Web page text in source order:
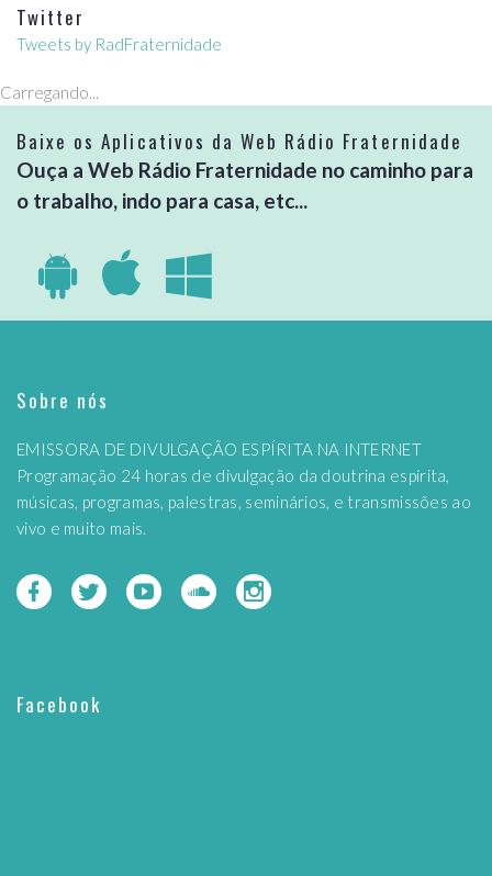
Twitter
Tweets by RadFraternidade
Carregando...
Baixe os Aplicativos da Web Rádio Fraternidade
Ouça a Web Rádio Fraternidade no caminho para
o trabalho, indo para casa, etc...
Sobre nós
EMISSORA DE DIVULGAÇÃO ESPÍRITA NA INTERNET
Programação 24 horas de divulgação da doutrina espírita,
músicas, programas, palestras, seminários, e transmissões ao
vivo e muito mais.
Facebook